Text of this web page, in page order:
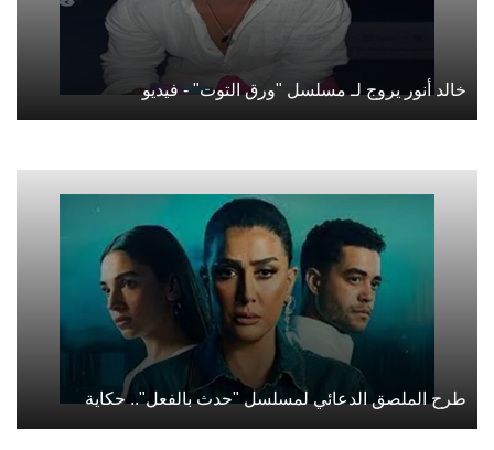
خالد أنور يروج لـ مسلسل "ورق التوت" - فيديو
طرح الملصق الدعائي لمسلسل "حدث بالفعل".. حكاية